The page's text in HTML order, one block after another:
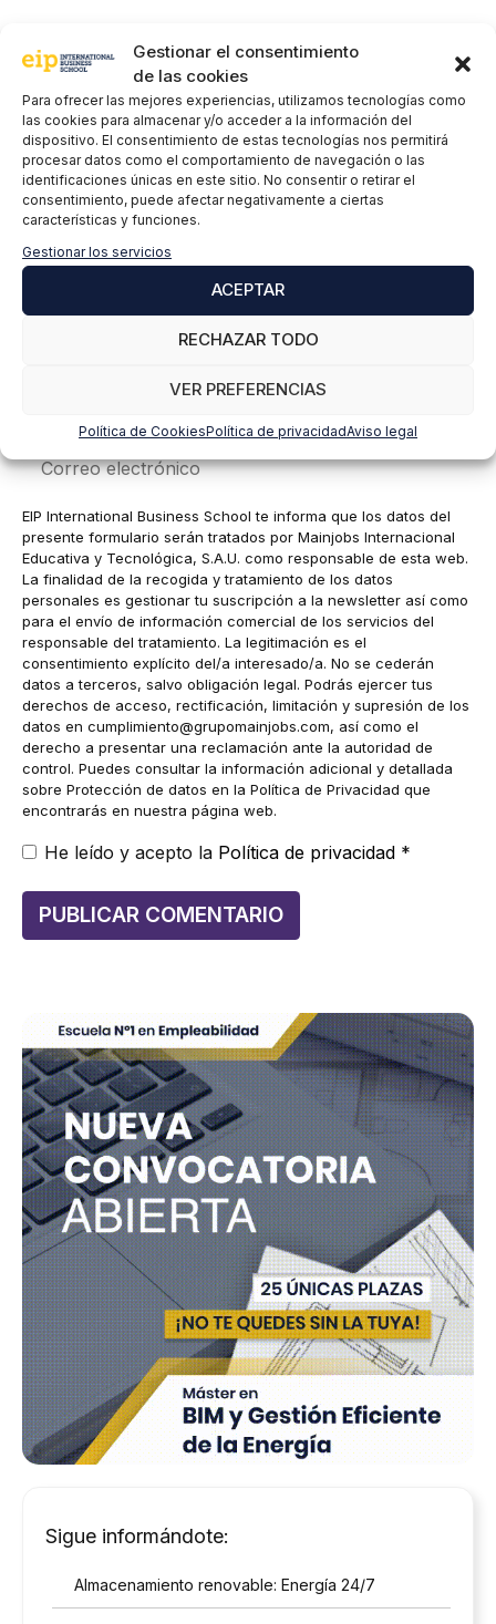
Gestionar el consentimiento
de las cookies
Para ofrecer las mejores experiencias, utilizamos tecnologías como
las cookies para almacenar y/o acceder a la información del
dispositivo. El consentimiento de estas tecnologías nos permitirá
procesar datos como el comportamiento de navegación o las
identificaciones únicas en este sitio. No consentir o retirar el
consentimiento, puede afectar negativamente a ciertas
características y funciones.
Gestionar los servicios
ACEPTAR
RECHAZAR TODO
VER PREFERENCIAS
Política de CookiesPolítica de privacidadAviso legal
Deja un comentario
Comentario
Correo
electrónico
EIP International Business School te informa que los datos del
presente formulario serán tratados por Mainjobs Internacional
Educativa y Tecnológica, S.A.U. como responsable de esta web.
La finalidad de la recogida y tratamiento de los datos
personales es gestionar tu suscripción a la newsletter así como
para el envío de información comercial de los servicios del
responsable del tratamiento. La legitimación es el
consentimiento explícito del/a interesado/a. No se cederán
datos a terceros, salvo obligación legal. Podrás ejercer tus
derechos de acceso, rectificación, limitación y supresión de los
datos en cumplimiento@grupomainjobs.com, así como el
derecho a presentar una reclamación ante la autoridad de
control. Puedes consultar la información adicional y detallada
sobre Protección de datos en la Política de Privacidad que
encontrarás en nuestra página web.
He leído y acepto la Política de privacidad *
Sigue informándote:
Almacenamiento renovable: Energía 24/7